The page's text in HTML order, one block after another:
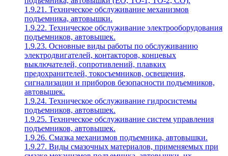
1.9.21. Техническое обслуживание механизмов
подъемника, автовышки.
1.9.22. Техническое обслуживание электрооборудования
подъемников, автовышек.
1.9.23. Основные виды работы по обслуживанию
электродвигателей, контакторов, концевых
выключателей, сопротивлений, плавких
предохранителей, токосъемников, освещения,
сигнализации и приборов безопасности подъемников,
автовышек.
1.9.24. Техническое обслуживание гидросистемы
подъемников, автовышек.
1.9.25. Техническое обслуживание систем управления
подъемников, автовышек.
1.9.26. Смазка механизмов подъемника, автовышки.
1.9.27. Виды смазочных материалов, применяемых при